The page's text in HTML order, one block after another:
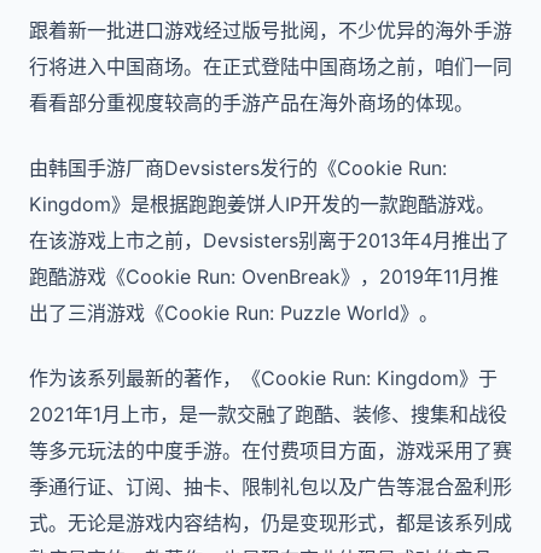
跟着新一批进口游戏经过版号批阅，不少优异的海外手游
行将进入中国商场。在正式登陆中国商场之前，咱们一同
看看部分重视度较高的手游产品在海外商场的体现。
由韩国手游厂商Devsisters发行的《Cookie Run:
Kingdom》是根据跑跑姜饼人IP开发的一款跑酷游戏。
在该游戏上市之前，Devsisters别离于2013年4月推出了
跑酷游戏《Cookie Run: OvenBreak》，2019年11月推
出了三消游戏《Cookie Run: Puzzle World》。
作为该系列最新的著作，《Cookie Run: Kingdom》于
2021年1月上市，是一款交融了跑酷、装修、搜集和战役
等多元玩法的中度手游。在付费项目方面，游戏采用了赛
季通行证、订阅、抽卡、限制礼包以及广告等混合盈利形
式。无论是游戏内容结构，仍是变现形式，都是该系列成